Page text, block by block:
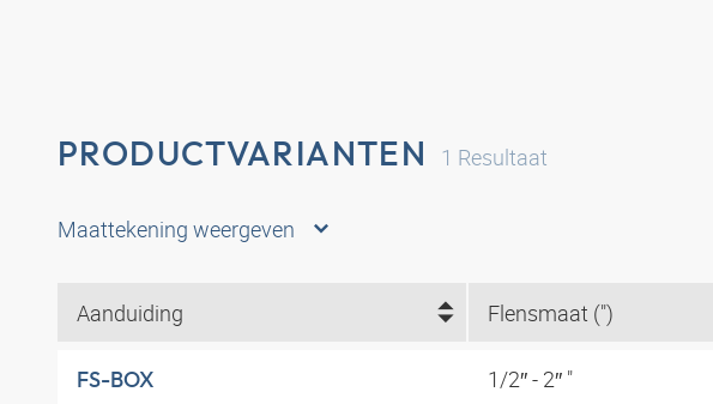
PRODUCTVARIANTEN 1 Resultaat
Maattekening weergeven
Aanduiding Flensmaat (")
FS-BOX 1/2″ - 2″ "